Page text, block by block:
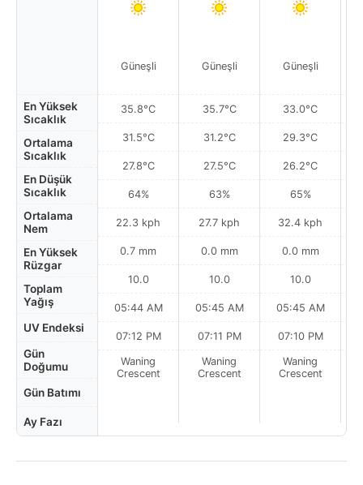
En Yüksek
Sıcaklık
Ortalama
Sıcaklık
En Düşük
Sıcaklık
Ortalama
Nem
En Yüksek
Rüzgar
Toplam
Yağış
UV Endeksi
Gün
Doğumu
Gün Batımı
Ay Fazı
Güneşli
35.8°C
31.5°C
27.8°C
64%
22.3 kph
0.7 mm
10.0
05:44 AM
07:12 PM
Waning
Crescent
Güneşli
35.7°C
31.2°C
27.5°C
63%
27.7 kph
0.0 mm
10.0
05:45 AM
07:11 PM
Waning
Crescent
Güneşli
33.0°C
29.3°C
26.2°C
65%
32.4 kph
0.0 mm
10.0
05:45 AM
07:10 PM
Waning
Crescent